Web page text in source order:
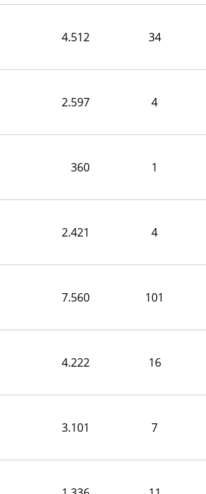
4.512
34
2.597
4
360
1
2.421
4
7.560
101
4.222
16
3.101
7